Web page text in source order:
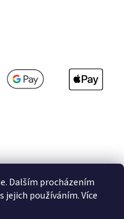
Dalším procházením
používáním. Více